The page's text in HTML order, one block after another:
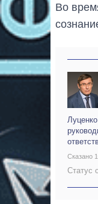
Во
Сказано
Статус